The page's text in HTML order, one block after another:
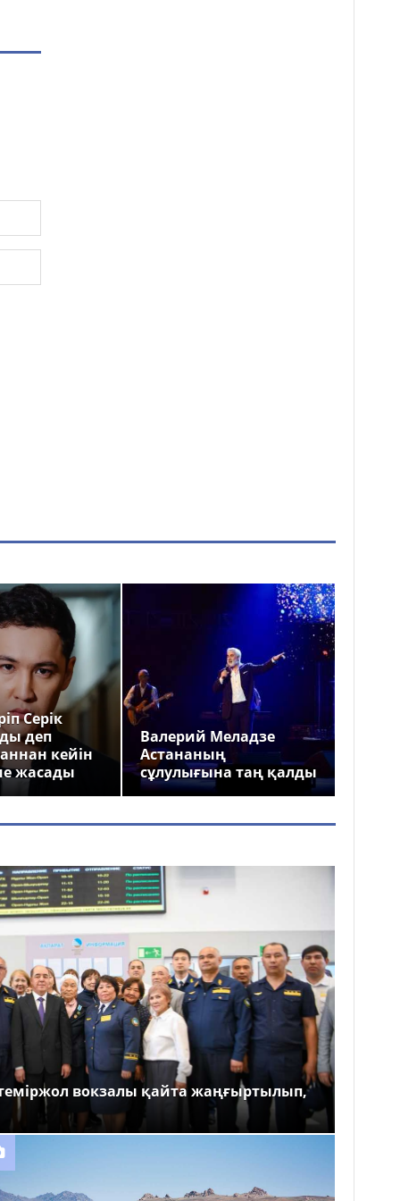
Серік
деп
кейін
жасады
Валерий Меладзе
Астананың
сұлулығына таң қалды
вокзалы қайта жаңғыртылып,